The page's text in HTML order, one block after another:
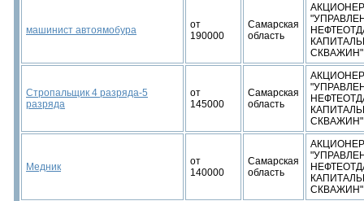
машинист автоямобура
от
190000
Самарская
область
СКВАЖИН"
Стропальщик 4 разряда-5
разряда
от
145000
Самарская
область
СКВАЖИН"
Медник
от
140000
Самарская
область
СКВАЖИН"